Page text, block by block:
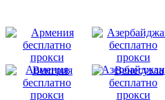
Армения Азербайджан